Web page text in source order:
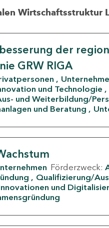
Wirtschaftsstruktur
der
GRW RIGA
und Technologie
und Weiterbildung/
und Beratung
Förderzweck:
Qualifizierung/
und